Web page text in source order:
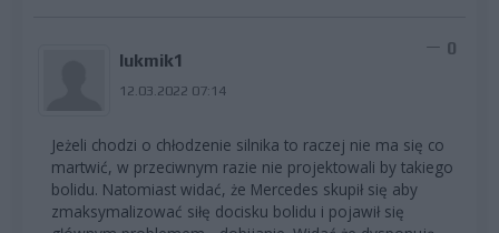
lukmik1
12.03.2022 07:14
0
Jeżeli chodzi o chłodzenie silnika to raczej nie ma się co
martwić, w przeciwnym razie nie projektowali by takiego
bolidu. Natomiast widać, że Mercedes skupił się aby
zmaksymalizować siłę docisku bolidu i pojawił się